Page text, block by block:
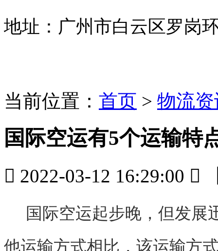
地址：广州市白云区罗岗
当前位置： 首页 > 物流
国际空运有5个运输特
 2022-03-12 16:29:00 
国际空运起步晚，但发展
他运输方式相比，该运输方